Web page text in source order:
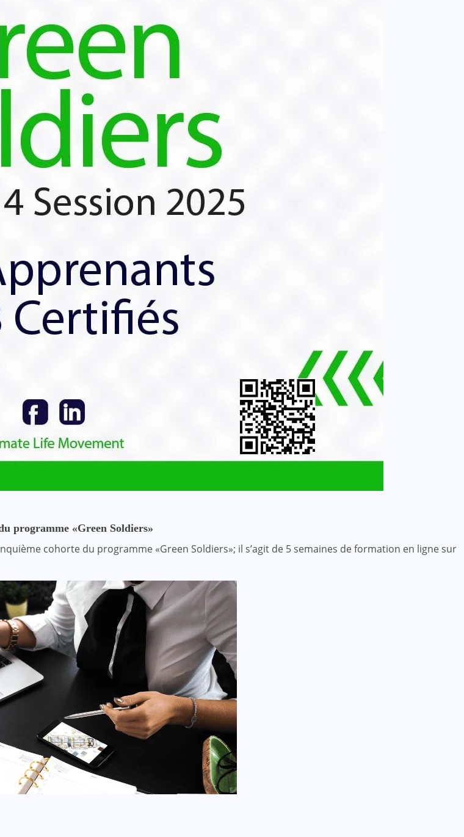
programme «Green Soldiers»
cohorte du programme «Green Soldiers»; il s’agit de 5 semaines de formation en ligne sur